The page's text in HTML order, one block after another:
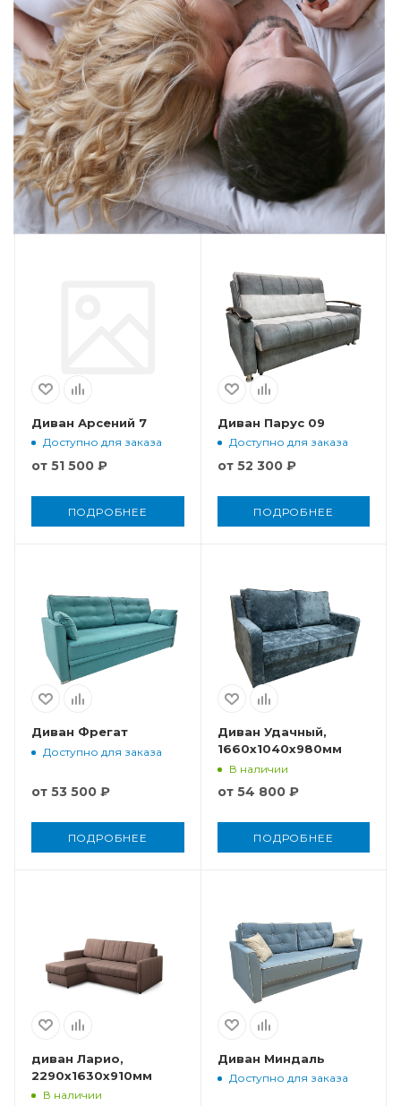
Диван Арсений 7
Доступно для заказа
от 51 500 ₽
ПОДРОБНЕЕ
Диван Парус 09
Доступно для заказа
от 52 300 ₽
ПОДРОБНЕЕ
Диван Фрегат
Доступно для заказа
от 53 500 ₽
ПОДРОБНЕЕ
Диван Удачный,
1660x1040x980мм
В наличии
от 54 800 ₽
ПОДРОБНЕЕ
диван Ларио,
2290x1630x910мм
В наличии
Диван Миндаль
Доступно для заказа